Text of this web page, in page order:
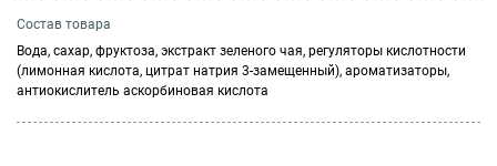
Состав товара
Вода, сахар, фруктоза, экстракт зеленого чая, регуляторы кислотности
(лимонная кислота, цитрат натрия 3-замещенный), ароматизаторы,
антиокислитель аскорбиновая кислота